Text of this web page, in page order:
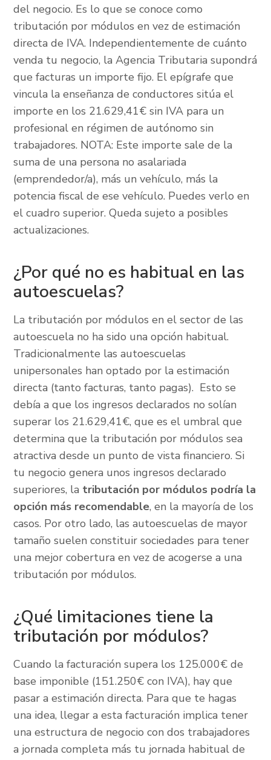
del negocio. Es lo que se conoce como
tributación por módulos en vez de estimación
directa de IVA. Independientemente de cuánto
venda tu negocio, la Agencia Tributaria supondrá
que facturas un importe fijo. El epígrafe que
vincula la enseñanza de conductores sitúa el
importe en los 21.629,41€ sin IVA para un
profesional en régimen de autónomo sin
trabajadores. NOTA: Este importe sale de la
suma de una persona no asalariada
(emprendedor/a), más un vehículo, más la
potencia fiscal de ese vehículo. Puedes verlo en
el cuadro superior. Queda sujeto a posibles
actualizaciones.
¿Por qué no es habitual en las
autoescuelas?
La tributación por módulos en el sector de las
autoescuela no ha sido una opción habitual.
Tradicionalmente las autoescuelas
unipersonales han optado por la estimación
directa (tanto facturas, tanto pagas). Esto se
debía a que los ingresos declarados no solían
superar los 21.629,41€, que es el umbral que
determina que la tributación por módulos sea
atractiva desde un punto de vista financiero. Si
tu negocio genera unos ingresos declarado
superiores, la tributación por módulos podría la
opción más recomendable, en la mayoría de los
casos. Por otro lado, las autoescuelas de mayor
tamaño suelen constituir sociedades para tener
una mejor cobertura en vez de acogerse a una
tributación por módulos.
¿Qué limitaciones tiene la
tributación por módulos?
Cuando la facturación supera los 125.000€ de
base imponible (151.250€ con IVA), hay que
pasar a estimación directa. Para que te hagas
una idea, llegar a esta facturación implica tener
una estructura de negocio con dos trabajadores
a jornada completa más tu jornada habitual de